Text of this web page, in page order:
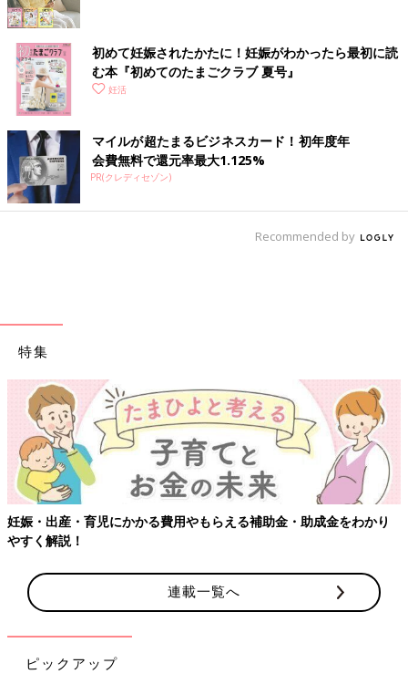
初めて妊娠されたかたに！妊娠がわかったら最初に読
む本『初めてのたまごクラブ 夏号』
妊活
マイルが超たまるビジネスカード！初年度年
会費無料で還元率最大1.125%
PR(クレディセゾン)
Recommended by
特集
妊娠・出産・育児にかかる費用やもらえる補助金・助成金をわかり
やすく解説！
連載一覧へ
ピックアップ